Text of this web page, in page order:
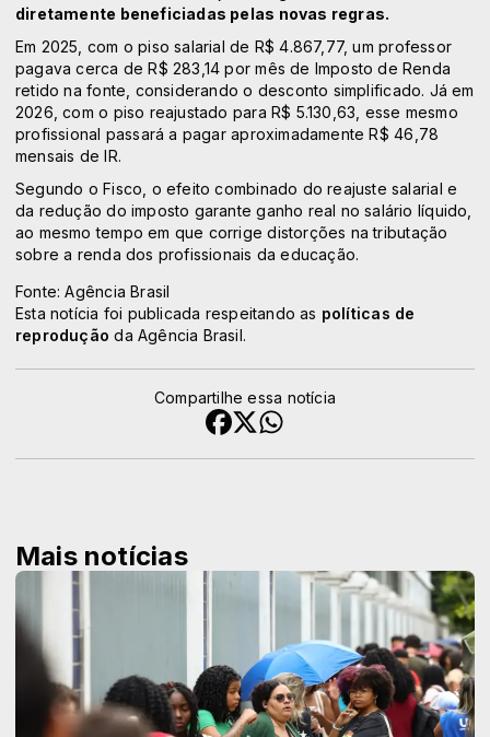
diretamente beneficiadas pelas novas regras.
Em 2025, com o piso salarial de R$ 4.867,77, um professor
pagava cerca de R$ 283,14 por mês de Imposto de Renda
retido na fonte, considerando o desconto simplificado. Já em
2026, com o piso reajustado para R$ 5.130,63, esse mesmo
profissional passará a pagar aproximadamente R$ 46,78
mensais de IR.
Segundo o Fisco, o efeito combinado do reajuste salarial e
da redução do imposto garante ganho real no salário líquido,
ao mesmo tempo em que corrige distorções na tributação
sobre a renda dos profissionais da educação.
Fonte: Agência Brasil
Esta notícia foi publicada respeitando as políticas de
reprodução da Agência Brasil.
Compartilhe essa notícia
Mais notícias